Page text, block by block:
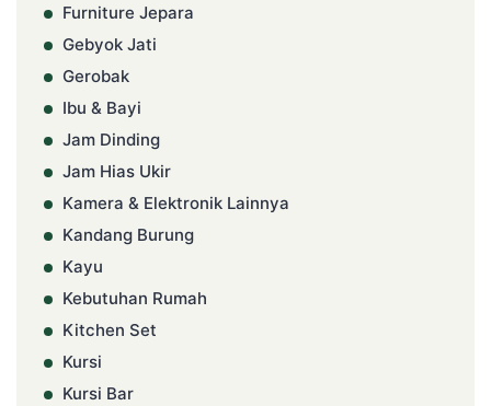
Furniture Jepara
Gebyok Jati
Gerobak
Ibu & Bayi
Jam Dinding
Jam Hias Ukir
Kamera & Elektronik Lainnya
Kandang Burung
Kayu
Kebutuhan Rumah
Kitchen Set
Kursi
Kursi Bar